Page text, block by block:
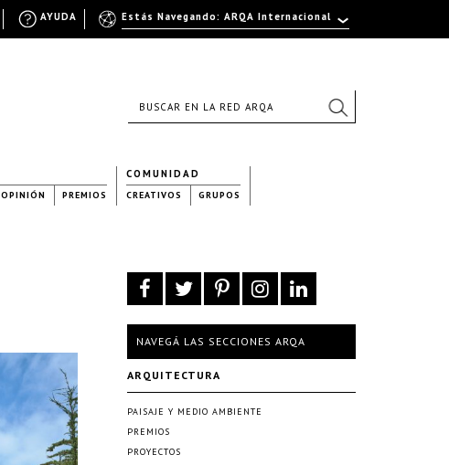
OPINIÓN PREMIOS
COMUNIDAD
CREATIVOS GRUPOS
NAVEGÁ LAS SECCIONES ARQA
ARQUITECTURA
PAISAJE Y MEDIO AMBIENTE
PREMIOS
PROYECTOS
Estás Navegando: ARQA Internacional
AYUDA